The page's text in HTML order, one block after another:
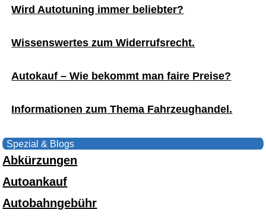
Wird Autotuning immer beliebter?
Wissenswertes zum Widerrufsrecht.
Autokauf – Wie bekommt man faire Preise?
Informationen zum Thema Fahrzeughandel.
Spezial & Blogs
Abkürzungen
Autoankauf
Autobahngebühr